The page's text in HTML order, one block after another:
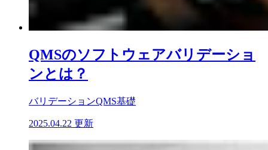
QMSのソフトウェアバリデーショ
ンとは？
バリデーションQMS基礎
2025.04.22 更新